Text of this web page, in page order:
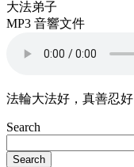
大法弟子
MP3 音響文件
法輪大法好，真善忍好
Search
Search